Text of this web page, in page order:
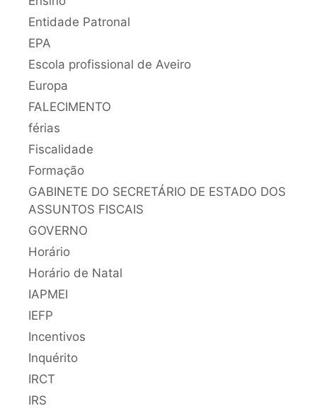
Entidade Patronal
EPA
Escola profissional de Aveiro
Europa
FALECIMENTO
férias
Fiscalidade
Formação
GABINETE DO SECRETÁRIO DE ESTADO DOS
ASSUNTOS FISCAIS
GOVERNO
Horário
Horário de Natal
IAPMEI
IEFP
Incentivos
Inquérito
IRCT
IRS